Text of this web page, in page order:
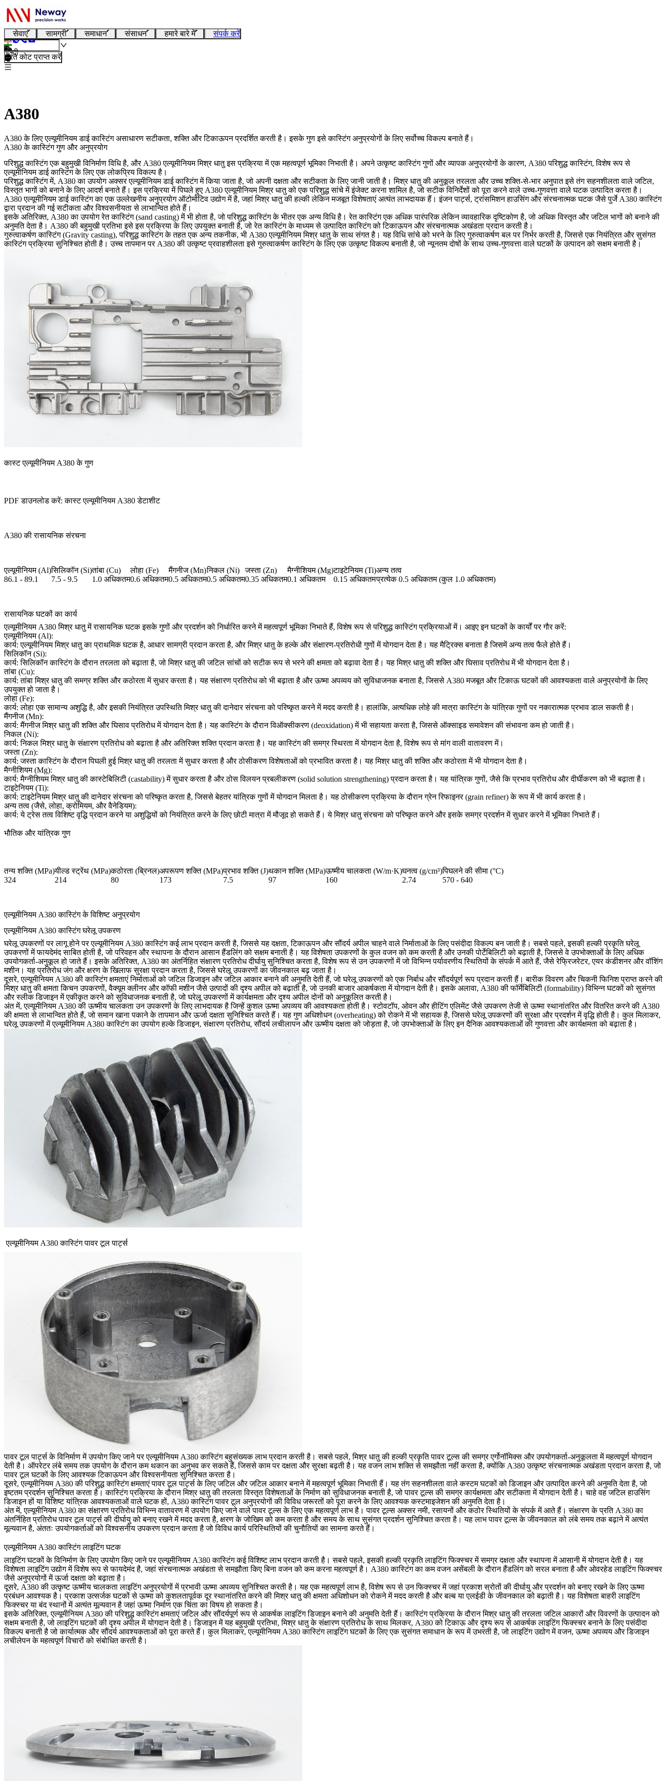
सेवाएं सामग्री समाधान संसाधन हमारे बारे में संपर्क करें
हिन्दी
तुरंत कोट प्राप्त करें
A380
A380 के लिए एल्यूमीनियम डाई कास्टिंग असाधारण सटीकता, शक्ति और टिकाऊपन प्रदर्शित करती है। इसके गुण इसे कास्टिंग अनुप्रयोगों के लिए सर्वोच्च विकल्प बनाते हैं।
A380 के कास्टिंग गुण और अनुप्रयोग
परिशुद्ध कास्टिंग एक बहुमुखी विनिर्माण विधि है, और A380 एल्यूमीनियम मिश्र धातु इस प्रक्रिया में एक महत्वपूर्ण भूमिका निभाती है। अपने उत्कृष्ट कास्टिंग गुणों और व्यापक अनुप्रयोगों के कारण, A380 परिशुद्ध कास्टिंग, विशेष रूप से
एल्यूमीनियम डाई कास्टिंग के लिए एक लोकप्रिय विकल्प है।
परिशुद्ध कास्टिंग में, A380 का उपयोग अक्सर एल्यूमीनियम डाई कास्टिंग में किया जाता है, जो अपनी दक्षता और सटीकता के लिए जानी जाती है। मिश्र धातु की अनुकूल तरलता और उच्च शक्ति-से-भार अनुपात इसे तंग सहनशीलता वाले जटिल,
विस्तृत भागों को बनाने के लिए आदर्श बनाते हैं। इस प्रक्रिया में पिघले हुए A380 एल्यूमीनियम मिश्र धातु को एक परिशुद्ध सांचे में इंजेक्ट करना शामिल है, जो सटीक विनिर्देशों को पूरा करने वाले उच्च-गुणवत्ता वाले घटक उत्पादित करता है।
A380 एल्यूमीनियम डाई कास्टिंग का एक उल्लेखनीय अनुप्रयोग ऑटोमोटिव उद्योग में है, जहां मिश्र धातु की हल्की लेकिन मजबूत विशेषताएं अत्यंत लाभदायक हैं। इंजन पार्ट्स, ट्रांसमिशन हाउसिंग और संरचनात्मक घटक जैसे पुर्जे A380 कास्टिंग
द्वारा प्रदान की गई सटीकता और विश्वसनीयता से लाभान्वित होते हैं।
इसके अतिरिक्त, A380 का उपयोग रेत कास्टिंग (sand casting) में भी होता है, जो परिशुद्ध कास्टिंग के भीतर एक अन्य विधि है। रेत कास्टिंग एक अधिक पारंपरिक लेकिन व्यावहारिक दृष्टिकोण है, जो अधिक विस्तृत और जटिल भागों को बनाने की
अनुमति देता है। A380 की बहुमुखी प्रतिभा इसे इस प्रक्रिया के लिए उपयुक्त बनाती है, जो रेत कास्टिंग के माध्यम से उत्पादित कास्टिंग को टिकाऊपन और संरचनात्मक अखंडता प्रदान करती है।
गुरुत्वाकर्षण कास्टिंग (Gravity casting), परिशुद्ध कास्टिंग के तहत एक अन्य तकनीक, भी A380 एल्यूमीनियम मिश्र धातु के साथ संगत है। यह विधि सांचे को भरने के लिए गुरुत्वाकर्षण बल पर निर्भर करती है, जिससे एक नियंत्रित और सुसंगत
कास्टिंग प्रक्रिया सुनिश्चित होती है। उच्च तापमान पर A380 की उत्कृष्ट प्रवाहशीलता इसे गुरुत्वाकर्षण कास्टिंग के लिए एक उत्कृष्ट विकल्प बनाती है, जो न्यूनतम दोषों के साथ उच्च-गुणवत्ता वाले घटकों के उत्पादन को सक्षम बनाती है।
कास्ट एल्यूमीनियम A380 के गुण
PDF डाउनलोड करें: कास्ट एल्यूमीनियम A380 डेटाशीट
A380 की रासायनिक संरचना
एल्यूमीनियम (Al)सिलिकॉन (Si)तांबा (Cu) लोहा (Fe) मैंगनीज (Mn)निकल (Ni) जस्ता (Zn) मैग्नीशियम (Mg)टाइटेनियम (Ti)अन्य तत्व
86.1 - 89.1
7.5 - 9.5 1.0 अधिकतम0.6 अधिकतम0.5 अधिकतम0.5 अधिकतम0.35 अधिकतम0.1 अधिकतम 0.15 अधिकतमप्रत्येक 0.5 अधिकतम (कुल 1.0 अधिकतम)
रासायनिक घटकों का कार्य
एल्यूमीनियम A380 मिश्र धातु में रासायनिक घटक इसके गुणों और प्रदर्शन को निर्धारित करने में महत्वपूर्ण भूमिका निभाते हैं, विशेष रूप से परिशुद्ध कास्टिंग प्रक्रियाओं में। आइए इन घटकों के कार्यों पर गौर करें:
एल्यूमीनियम (Al):
कार्य: एल्यूमीनियम मिश्र धातु का प्राथमिक घटक है, आधार सामग्री प्रदान करता है, और मिश्र धातु के हल्के और संक्षारण-प्रतिरोधी गुणों में योगदान देता है। यह मैट्रिक्स बनाता है जिसमें अन्य तत्व फैले होते हैं।
सिलिकॉन (Si):
कार्य: सिलिकॉन कास्टिंग के दौरान तरलता को बढ़ाता है, जो मिश्र धातु की जटिल सांचों को सटीक रूप से भरने की क्षमता को बढ़ावा देता है। यह मिश्र धातु की शक्ति और घिसाव प्रतिरोध में भी योगदान देता है।
तांबा (Cu):
कार्य: तांबा मिश्र धातु की समग्र शक्ति और कठोरता में सुधार करता है। यह संक्षारण प्रतिरोध को भी बढ़ाता है और ऊष्मा अपव्यय को सुविधाजनक बनाता है, जिससे A380 मजबूत और टिकाऊ घटकों की आवश्यकता वाले अनुप्रयोगों के लिए
उपयुक्त हो जाता है।
लोहा (Fe):
कार्य: लोहा एक सामान्य अशुद्धि है, और इसकी नियंत्रित उपस्थिति मिश्र धातु की दानेदार संरचना को परिष्कृत करने में मदद करती है। हालांकि, अत्यधिक लोहे की मात्रा कास्टिंग के यांत्रिक गुणों पर नकारात्मक प्रभाव डाल सकती है।
मैंगनीज (Mn):
कार्य: मैंगनीज मिश्र धातु की शक्ति और घिसाव प्रतिरोध में योगदान देता है। यह कास्टिंग के दौरान विऑक्सीकरण (deoxidation) में भी सहायता करता है, जिससे ऑक्साइड समावेशन की संभावना कम हो जाती है।
निकल (Ni):
कार्य: निकल मिश्र धातु के संक्षारण प्रतिरोध को बढ़ाता है और अतिरिक्त शक्ति प्रदान करता है। यह कास्टिंग की समग्र स्थिरता में योगदान देता है, विशेष रूप से मांग वाली वातावरण में।
जस्ता (Zn):
कार्य: जस्ता कास्टिंग के दौरान पिघली हुई मिश्र धातु की तरलता में सुधार करता है और ठोसीकरण विशेषताओं को प्रभावित करता है। यह मिश्र धातु की शक्ति और कठोरता में भी योगदान देता है।
मैग्नीशियम (Mg):
कार्य: मैग्नीशियम मिश्र धातु की कास्टेबिलिटी (castability) में सुधार करता है और ठोस विलयन प्रबलीकरण (solid solution strengthening) प्रदान करता है। यह यांत्रिक गुणों, जैसे कि प्रभाव प्रतिरोध और दीर्घीकरण को भी बढ़ाता है।
टाइटेनियम (Ti):
कार्य: टाइटेनियम मिश्र धातु की दानेदार संरचना को परिष्कृत करता है, जिससे बेहतर यांत्रिक गुणों में योगदान मिलता है। यह ठोसीकरण प्रक्रिया के दौरान ग्रेन रिफाइनर (grain refiner) के रूप में भी कार्य करता है।
अन्य तत्व (जैसे, लोहा, क्रोमियम, और वैनेडियम):
कार्य: ये ट्रेस तत्व विशिष्ट वृद्धि प्रदान करने या अशुद्धियों को नियंत्रित करने के लिए छोटी मात्रा में मौजूद हो सकते हैं। ये मिश्र धातु संरचना को परिष्कृत करने और इसके समग्र प्रदर्शन में सुधार करने में भूमिका निभाते हैं।
भौतिक और यांत्रिक गुण
तन्य शक्ति (MPa)यील्ड स्ट्रेंथ (MPa)कठोरता (ब्रिनल)अपरूपण शक्ति (MPa)प्रभाव शक्ति (J)थकान शक्ति (MPa)ऊष्मीय चालकता (W/m·K)घनत्व (g/cm³)पिघलने की सीमा (°C)
324
214 80 173 7.5 97 160 2.74 570 - 640
एल्यूमीनियम A380 कास्टिंग के विशिष्ट अनुप्रयोग
एल्यूमीनियम A380 कास्टिंग घरेलू उपकरण
घरेलू उपकरणों पर लागू होने पर एल्यूमीनियम A380 कास्टिंग कई लाभ प्रदान करती है, जिससे यह दक्षता, टिकाऊपन और सौंदर्य अपील चाहने वाले निर्माताओं के लिए पसंदीदा विकल्प बन जाती है। सबसे पहले, इसकी हल्की प्रकृति घरेलू
उपकरणों में फायदेमंद साबित होती है, जो परिवहन और स्थापना के दौरान आसान हैंडलिंग को सक्षम बनाती है। यह विशेषता उपकरणों के कुल वजन को कम करती है और उनकी पोर्टेबिलिटी को बढ़ाती है, जिससे वे उपभोक्ताओं के लिए अधिक
उपयोगकर्ता-अनुकूल हो जाते हैं। इसके अतिरिक्त, A380 का अंतर्निहित संक्षारण प्रतिरोध दीर्घायु सुनिश्चित करता है, विशेष रूप से उन उपकरणों में जो विभिन्न पर्यावरणीय स्थितियों के संपर्क में आते हैं, जैसे रेफ्रिजरेटर, एयर कंडीशनर और वॉशिंग
मशीन। यह प्रतिरोध जंग और क्षरण के खिलाफ सुरक्षा प्रदान करता है, जिससे घरेलू उपकरणों का जीवनकाल बढ़ जाता है।
दूसरे, एल्यूमीनियम A380 की कास्टिंग क्षमताएं निर्माताओं को जटिल डिजाइन और जटिल आकार बनाने की अनुमति देती हैं, जो घरेलू उपकरणों को एक निर्बाध और सौंदर्यपूर्ण रूप प्रदान करती हैं। बारीक विवरण और चिकनी फिनिश प्राप्त करने की
मिश्र धातु की क्षमता किचन उपकरणों, वैक्यूम क्लीनर और कॉफी मशीन जैसे उत्पादों की दृश्य अपील को बढ़ाती है, जो उनकी बाजार आकर्षकता में योगदान देती है। इसके अलावा, A380 की फॉर्मेबिलिटी (formability) विभिन्न घटकों को सुसंगत
और स्लीक डिजाइन में एकीकृत करने को सुविधाजनक बनाती है, जो घरेलू उपकरणों में कार्यक्षमता और दृश्य अपील दोनों को अनुकूलित करती है।
अंत में, एल्यूमीनियम A380 की ऊष्मीय चालकता उन उपकरणों के लिए लाभदायक है जिन्हें कुशल ऊष्मा अपव्यय की आवश्यकता होती है। स्टोवटॉप, ओवन और हीटिंग एलिमेंट जैसे उपकरण तेजी से ऊष्मा स्थानांतरित और वितरित करने की A380
की क्षमता से लाभान्वित होते हैं, जो समान खाना पकाने के तापमान और ऊर्जा दक्षता सुनिश्चित करते हैं। यह गुण अधिशोधन (overheating) को रोकने में भी सहायक है, जिससे घरेलू उपकरणों की सुरक्षा और प्रदर्शन में वृद्धि होती है। कुल मिलाकर,
घरेलू उपकरणों में एल्यूमीनियम A380 कास्टिंग का उपयोग हल्के डिजाइन, संक्षारण प्रतिरोध, सौंदर्य लचीलापन और ऊष्मीय दक्षता को जोड़ता है, जो उपभोक्ताओं के लिए इन दैनिक आवश्यकताओं की गुणवत्ता और कार्यक्षमता को बढ़ाता है।
एल्यूमीनियम A380 कास्टिंग पावर टूल पार्ट्स
पावर टूल पार्ट्स के विनिर्माण में उपयोग किए जाने पर एल्यूमीनियम A380 कास्टिंग बहुसंख्यक लाभ प्रदान करती है। सबसे पहले, मिश्र धातु की हल्की प्रकृति पावर टूल्स की समग्र एर्गोनॉमिक्स और उपयोगकर्ता-अनुकूलता में महत्वपूर्ण योगदान
देती है। ऑपरेटर लंबे समय तक उपयोग के दौरान कम थकान का अनुभव कर सकते हैं, जिससे काम पर दक्षता और सुरक्षा बढ़ती है। यह वजन लाभ शक्ति से समझौता नहीं करता है, क्योंकि A380 उत्कृष्ट संरचनात्मक अखंडता प्रदान करता है, जो
पावर टूल घटकों के लिए आवश्यक टिकाऊपन और विश्वसनीयता सुनिश्चित करता है।
दूसरे, एल्यूमीनियम A380 की परिशुद्ध कास्टिंग क्षमताएं पावर टूल पार्ट्स के लिए जटिल और जटिल आकार बनाने में महत्वपूर्ण भूमिका निभाती हैं। यह तंग सहनशीलता वाले कस्टम घटकों को डिजाइन और उत्पादित करने की अनुमति देता है, जो
इष्टतम प्रदर्शन सुनिश्चित करता है। कास्टिंग प्रक्रिया के दौरान मिश्र धातु की तरलता विस्तृत विशेषताओं के निर्माण को सुविधाजनक बनाती है, जो पावर टूल्स की समग्र कार्यक्षमता और सटीकता में योगदान देती है। चाहे वह जटिल हाउसिंग
डिजाइन हों या विशिष्ट यांत्रिक आवश्यकताओं वाले घटक हों, A380 कास्टिंग पावर टूल अनुप्रयोगों की विविध जरूरतों को पूरा करने के लिए आवश्यक कस्टमाइजेशन की अनुमति देता है।
अंत में, एल्यूमीनियम A380 का संक्षारण प्रतिरोध विभिन्न वातावरण में उपयोग किए जाने वाले पावर टूल्स के लिए एक महत्वपूर्ण लाभ है। पावर टूल्स अक्सर नमी, रसायनों और कठोर स्थितियों के संपर्क में आते हैं। संक्षारण के प्रति A380 का
अंतर्निहित प्रतिरोध पावर टूल पार्ट्स की दीर्घायु को बनाए रखने में मदद करता है, क्षरण के जोखिम को कम करता है और समय के साथ सुसंगत प्रदर्शन सुनिश्चित करता है। यह लाभ पावर टूल्स के जीवनकाल को लंबे समय तक बढ़ाने में अत्यंत
मूल्यवान है, अंततः उपयोगकर्ताओं को विश्वसनीय उपकरण प्रदान करता है जो विविध कार्य परिस्थितियों की चुनौतियों का सामना करते हैं।
एल्यूमीनियम A380 कास्टिंग लाइटिंग घटक
लाइटिंग घटकों के विनिर्माण के लिए उपयोग किए जाने पर एल्यूमीनियम A380 कास्टिंग कई विशिष्ट लाभ प्रदान करती है। सबसे पहले, इसकी हल्की प्रकृति लाइटिंग फिक्स्चर में समग्र दक्षता और स्थापना में आसानी में योगदान देती है। यह
विशेषता लाइटिंग उद्योग में विशेष रूप से फायदेमंद है, जहां संरचनात्मक अखंडता से समझौता किए बिना वजन को कम करना महत्वपूर्ण है। A380 कास्टिंग का कम वजन असेंबली के दौरान हैंडलिंग को सरल बनाता है और ओवरहेड लाइटिंग फिक्स्चर
जैसे अनुप्रयोगों में ऊर्जा दक्षता को बढ़ाता है।
दूसरे, A380 की उत्कृष्ट ऊष्मीय चालकता लाइटिंग अनुप्रयोगों में प्रभावी ऊष्मा अपव्यय सुनिश्चित करती है। यह एक महत्वपूर्ण लाभ है, विशेष रूप से उन फिक्स्चर में जहां प्रकाश स्रोतों की दीर्घायु और प्रदर्शन को बनाए रखने के लिए ऊष्मा
प्रबंधन आवश्यक है। प्रकाश उत्सर्जक घटकों से ऊष्मा को कुशलतापूर्वक दूर स्थानांतरित करने की मिश्र धातु की क्षमता अधिशोधन को रोकने में मदद करती है और बल्ब या एलईडी के जीवनकाल को बढ़ाती है। यह विशेषता बाहरी लाइटिंग
फिक्स्चर या बंद स्थानों में अत्यंत मूल्यवान है जहां ऊष्मा निर्माण एक चिंता का विषय हो सकता है।
इसके अतिरिक्त, एल्यूमीनियम A380 की परिशुद्ध कास्टिंग क्षमताएं जटिल और सौंदर्यपूर्ण रूप से आकर्षक लाइटिंग डिजाइन बनाने की अनुमति देती हैं। कास्टिंग प्रक्रिया के दौरान मिश्र धातु की तरलता जटिल आकारों और विवरणों के उत्पादन को
सक्षम बनाती है, जो लाइटिंग घटकों की दृश्य अपील में योगदान देती है। डिजाइन में यह बहुमुखी प्रतिभा, मिश्र धातु के संक्षारण प्रतिरोध के साथ मिलकर, A380 को टिकाऊ और दृश्य रूप से आकर्षक लाइटिंग फिक्स्चर बनाने के लिए पसंदीदा
विकल्प बनाती है जो कार्यात्मक और सौंदर्य आवश्यकताओं को पूरा करते हैं। कुल मिलाकर, एल्यूमीनियम A380 कास्टिंग लाइटिंग घटकों के लिए एक सुसंगत समाधान के रूप में उभरती है, जो लाइटिंग उद्योग में वजन, ऊष्मा अपव्यय और डिजाइन
लचीलेपन के महत्वपूर्ण विचारों को संबोधित करती है।